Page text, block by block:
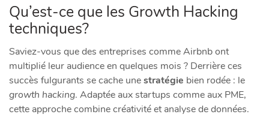
Qu’est-ce que les Growth Hacking
techniques?
Saviez-vous que des entreprises comme Airbnb ont
multiplié leur audience en quelques mois ? Derrière ces
succès fulgurants se cache unestratégie bien rodée : le
growth hacking. Adaptée aux startups comme aux PME,
cette approche combine créativité et analyse de données.